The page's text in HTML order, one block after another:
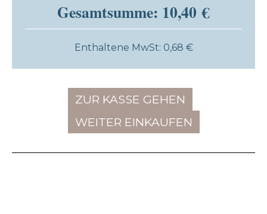
Gesamtsumme: 10,40 €
Enthaltene MwSt: 0,68 €
ZUR KASSE GEHEN
WEITER EINKAUFEN